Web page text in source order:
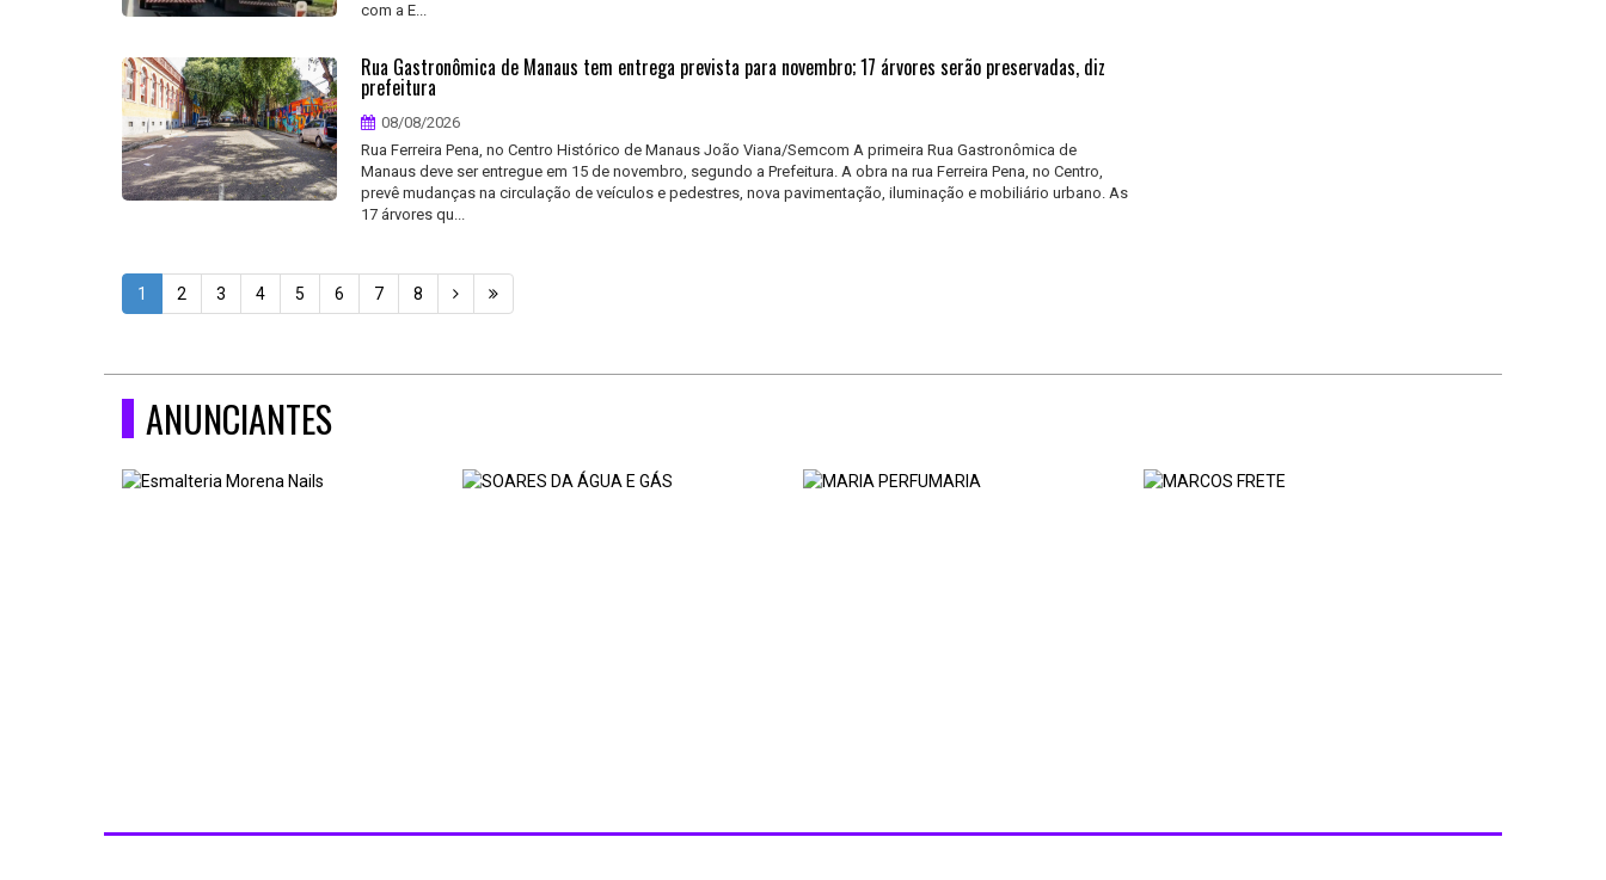
com a E...
Rua Gastronômica de Manaus tem entrega prevista para novembro; 17 árvores serão preservadas, diz
prefeitura
08/08/2026
Rua Ferreira Pena, no Centro Histórico de Manaus João Viana/Semcom A primeira Rua Gastronômica de
Manaus deve ser entregue em 15 de novembro, segundo a Prefeitura. A obra na rua Ferreira Pena, no Centro,
prevê mudanças na circulação de veículos e pedestres, nova pavimentação, iluminação e mobiliário urbano. As
17 árvores qu...
1 2 3 4 5 6 7 8
ANUNCIANTES